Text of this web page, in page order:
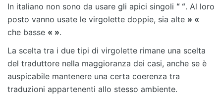
In italiano non sono da usare gli apici singoli “ “. Al loro
posto vanno usate le virgolette doppie, sia alte » «
che basse « ».
La scelta tra i due tipi di virgolette rimane una scelta
del traduttore nella maggioranza dei casi, anche se è
auspicabile mantenere una certa coerenza tra
traduzioni appartenenti allo stesso ambiente.